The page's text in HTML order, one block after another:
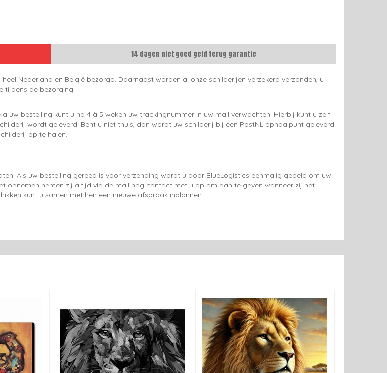
14 dagen niet goed geld terug garantie
Nederland en België bezorgd. Daarnaast worden al onze schilderijen verzekerd verzonden, u
tijdens de bezorging.
uw bestelling kunt u na 4 à 5 weken uw trackingnummer in uw mail verwachten. Hierbij kunt u zelf
wordt geleverd. Bent u niet thuis, dan wordt uw schilderij bij een PostNL ophaalpunt geleverd.
op te halen.
Als uw bestelling gereed is voor verzending wordt u door BlueLogistics eenmalig gebeld om uw
opnemen nemen zij altijd via de mail nog contact met u op om aan te geven wanneer zij het
kunt u samen met hen een nieuwe afspraak inplannen.